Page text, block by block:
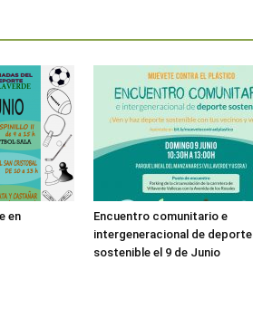
en
Encuentro comunitario e
intergeneracional de deporte
sostenible el 9 de Junio